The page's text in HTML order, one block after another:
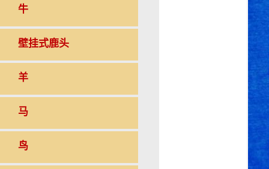
牛
壁挂式鹿头
羊
马
鸟